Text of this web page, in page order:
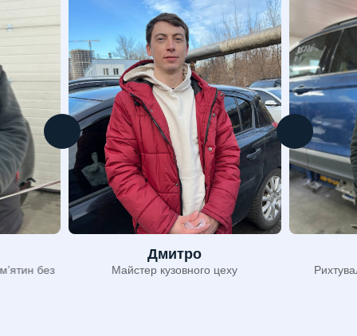
без
Дмитро
Майстер кузовного цеху